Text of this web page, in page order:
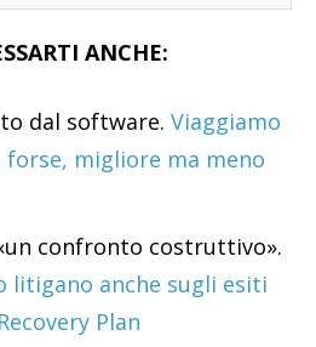
ANCHE:
dal software. Viaggiamo
forse, migliore ma meno
confronto costruttivo».
litigano anche sugli esiti
Plan